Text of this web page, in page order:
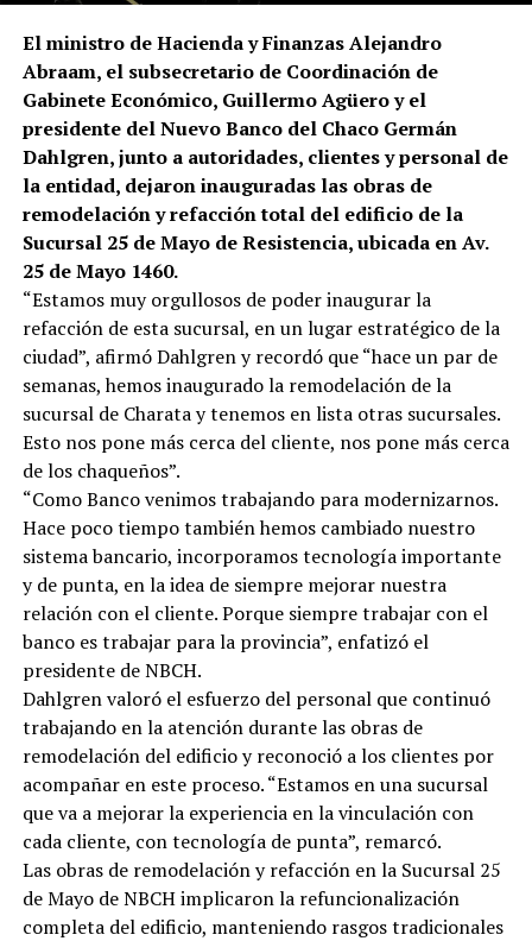
El ministro de Hacienda y Finanzas Alejandro
Abraam, el subsecretario de Coordinación de
Gabinete Económico, Guillermo Agüero y el
presidente del Nuevo Banco del Chaco Germán
Dahlgren, junto a autoridades, clientes y personal de
la entidad, dejaron inauguradas las obras de
remodelación y refacción total del edificio de la
Sucursal 25 de Mayo de Resistencia, ubicada en Av.
25 de Mayo 1460.
“Estamos muy orgullosos de poder inaugurar la
refacción de esta sucursal, en un lugar estratégico de la
ciudad”, afirmó Dahlgren y recordó que “hace un par de
semanas, hemos inaugurado la remodelación de la
sucursal de Charata y tenemos en lista otras sucursales.
Esto nos pone más cerca del cliente, nos pone más cerca
de los chaqueños”.
“Como Banco venimos trabajando para modernizarnos.
Hace poco tiempo también hemos cambiado nuestro
sistema bancario, incorporamos tecnología importante
y de punta, en la idea de siempre mejorar nuestra
relación con el cliente. Porque siempre trabajar con el
banco es trabajar para la provincia”, enfatizó el
presidente de NBCH.
Dahlgren valoró el esfuerzo del personal que continuó
trabajando en la atención durante las obras de
remodelación del edificio y reconoció a los clientes por
acompañar en este proceso. “Estamos en una sucursal
que va a mejorar la experiencia en la vinculación con
cada cliente, con tecnología de punta”, remarcó.
Las obras de remodelación y refacción en la Sucursal 25
de Mayo de NBCH implicaron la refuncionalización
completa del edificio, manteniendo rasgos tradicionales